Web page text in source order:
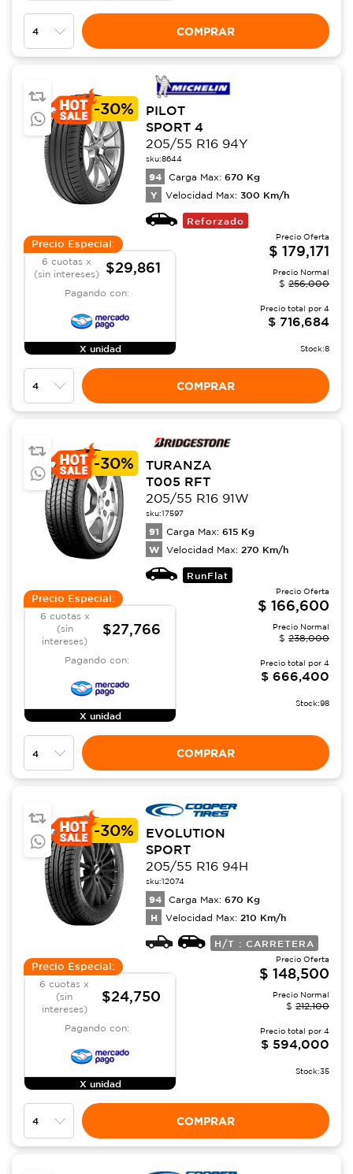
COMPRAR
-30%
PILOT
SPORT 4
205/55 R16 94Y
sku:8644
94 Carga Max: 670 Kg
Y Velocidad Max: 300 Km/h
Reforzado
Precio Especial:
6 cuotas x
(sin intereses)
$29,861
Pagando con:
X unidad
Precio Oferta
$ 179,171
Precio Normal
$ 256,000
Precio total por 4
$ 716,684
Stock:8
COMPRAR
-30%
TURANZA
T005 RFT
205/55 R16 91W
sku:17597
91 Carga Max: 615 Kg
W Velocidad Max: 270 Km/h
RunFlat
Precio Especial:
6 cuotas x
(sin
intereses)
$27,766
Pagando con:
X unidad
Precio Oferta
$ 166,600
Precio Normal
$ 238,000
Precio total por 4
$ 666,400
Stock:98
COMPRAR
-30%
EVOLUTION
SPORT
205/55 R16 94H
sku:12074
94 Carga Max: 670 Kg
H Velocidad Max: 210 Km/h
H/T : CARRETERA
Precio Especial:
6 cuotas x
(sin
intereses)
$24,750
Pagando con:
X unidad
Precio Oferta
$ 148,500
Precio Normal
$ 212,100
Precio total por 4
$ 594,000
Stock:35
COMPRAR